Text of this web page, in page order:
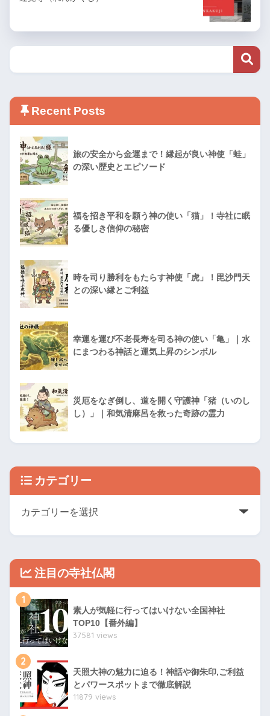
Recent Posts
旅の安全から金運まで！縁起が良い神使「蛙」
の深い歴史とエピソード
福を招き平和を願う神の使い「猫」！寺社に眠
る優しき信仰の秘密
時を司り勝利をもたらす神使「虎」！毘沙門天
との深い縁とご利益
幸運を運び不老長寿を司る神の使い「亀」｜水
にまつわる神話と運気上昇のシンボル
災厄をなぎ倒し、道を開く守護神「猪（いのし
し）」｜和気清麻呂を救った奇跡の霊力
カテゴリー
注目の寺社仏閣
1
素人が気軽に行ってはいけない全国神社
TOP10【番外編】
37581 views
2
天照大神の魅力に迫る！神話や御朱印,ご利益
とパワースポットまで徹底解説
11879 views